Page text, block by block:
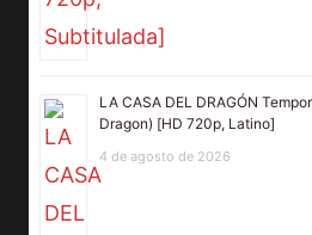
LA CASA DEL DRAGÓN
Dragon) [HD 720p, Latino]
4 de agosto de 2026